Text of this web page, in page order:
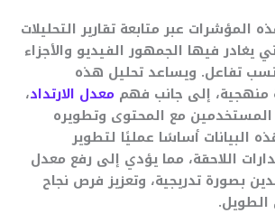
عبر متابعة تقارير التحليلات
يغادر فيها الجمهور الفيديو والأجزاء
تفاعل. ويساعد تحليل هذه
منهجية، إلى جانب فهم معدل الارتداد،
مع المحتوى وتطويره
البيانات أساسًا عمليًا لتطوير
اللاحقة، مما يؤدي إلى رفع معدل
بصورة تدريجية، وتعزيز فرص نجاح
الطويل.